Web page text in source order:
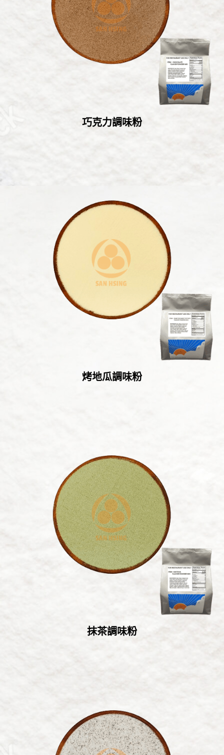
巧克力調味粉
烤地瓜調味粉
抹茶調味粉